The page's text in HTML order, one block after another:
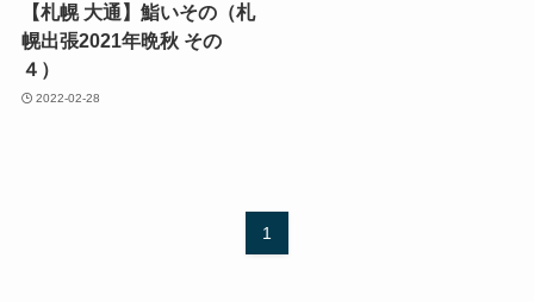
【札幌 大通】鮨いその（札
幌出張2021年晩秋 その
４）
2022-02-28
1